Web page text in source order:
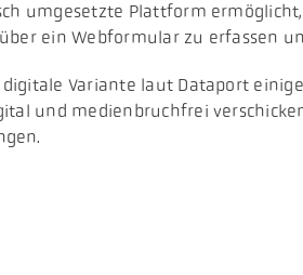
umgesetzte Plattform
ein Webformular zu erfassen
Variante laut Dataport
und medienbruchfrei